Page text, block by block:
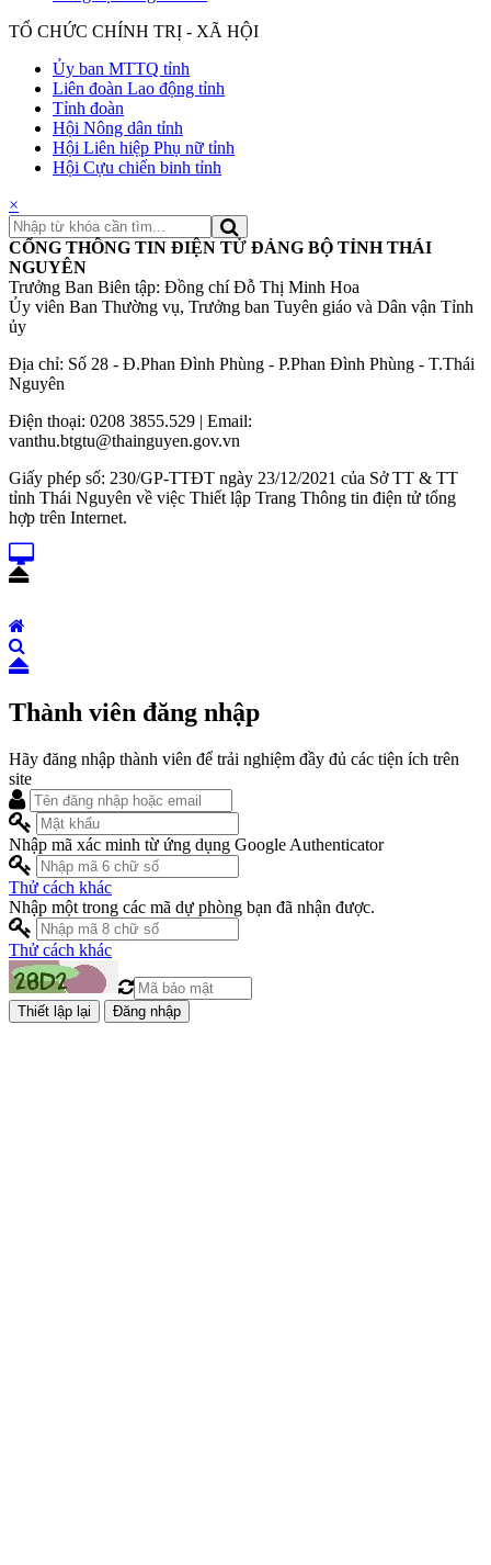
TỔ CHỨC CHÍNH TRỊ - XÃ HỘI
Ủy ban MTTQ tỉnh
Liên đoàn Lao động tỉnh
Tỉnh đoàn
Hội Nông dân tỉnh
Hội Liên hiệp Phụ nữ tỉnh
Hội Cựu chiến binh tỉnh
×
CỔNG THÔNG TIN ĐIỆN TỬ ĐẢNG BỘ TỈNH THÁI
NGUYÊN
Trưởng Ban Biên tập: Đồng chí Đỗ Thị Minh Hoa
Ủy viên Ban Thường vụ, Trưởng ban Tuyên giáo và Dân vận Tỉnh
ủy
Địa chỉ: Số 28 - Đ.Phan Đình Phùng - P.Phan Đình Phùng - T.Thái
Nguyên
Điện thoại: 0208 3855.529 | Email:
vanthu.btgtu@thainguyen.gov.vn
Giấy phép số: 230/GP-TTĐT ngày 23/12/2021 của Sở TT & TT
tỉnh Thái Nguyên về việc Thiết lập Trang Thông tin điện tử tổng
hợp trên Internet.
Thành viên đăng nhập
Hãy đăng nhập thành viên để trải nghiệm đầy đủ các tiện ích trên
site
Nhập mã xác minh từ ứng dụng Google Authenticator
Thử cách khác
Nhập một trong các mã dự phòng bạn đã nhận được.
Thử cách khác
Đăng nhập